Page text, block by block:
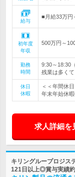
給与
■月給33万円
初年度
年収
500万円～
勤務
時間
9:30～18:30
残業は多く
休日
休暇
＜＜年間休
年末年始休
求人詳細を
キリングループロジス
121日以上◎賞与実績